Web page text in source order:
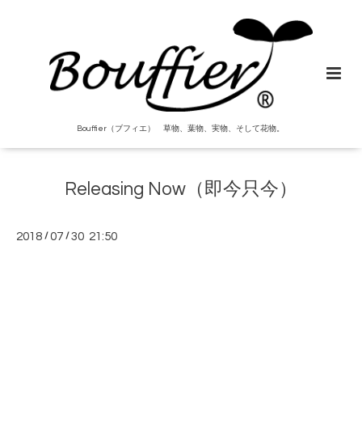
Bouffier（ブフィエ） 草物、葉物、実物、そして花物。
Releasing Now（即今只今）
2018 /07 /30 21:50